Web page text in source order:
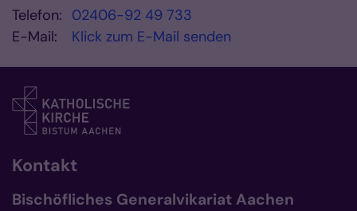
Telefon: 02406-92 49 733
E-Mail:
Klick zum E-Mail senden
Kontakt
Bischöfliches Generalvikariat Aachen